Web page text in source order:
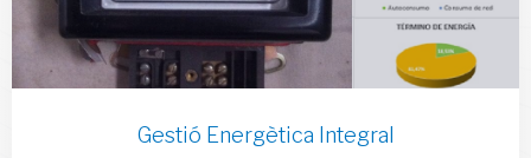
Gestió Energètica Integral